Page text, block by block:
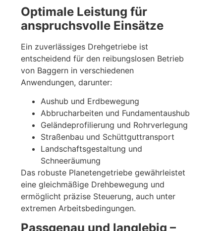
Optimale Leistung für
anspruchsvolle Einsätze
Ein zuverlässiges Drehgetriebe ist
entscheidend für den reibungslosen Betrieb
von Baggern in verschiedenen
Anwendungen, darunter:
Aushub und Erdbewegung
Abbrucharbeiten und Fundamentaushub
Geländeprofilierung und Rohrverlegung
Straßenbau und Schüttguttransport
Landschaftsgestaltung und
Schneeräumung
Das robuste Planetengetriebe gewährleistet
eine gleichmäßige Drehbewegung und
ermöglicht präzise Steuerung, auch unter
extremen Arbeitsbedingungen.
Passgenau und langlebig –